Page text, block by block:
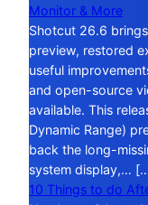
Monitor & More
Shotcut 26.6
preview, restored
useful
and open-source
available. This
Dynamic Range)
back the long-
system display,…
10 Things to do